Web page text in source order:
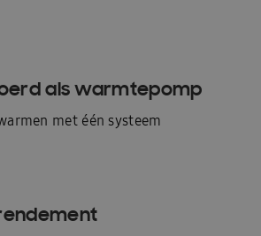
als warmtepomp
met één systeem